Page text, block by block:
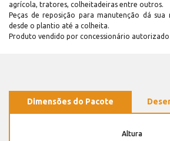
agrícola, tratores, colheitadeiras entre outros.
Peças de reposição para manutenção dá
desde o plantio até a colheita.
Produto vendido por concessionário autorizado.
Dimensões do Pacote
Altura